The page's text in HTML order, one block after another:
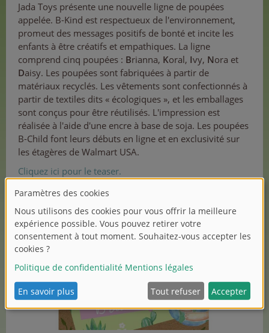
Jada Toys présente une nouvelle ligne de poupées
appelée. B-Kind est respectueux de l'environnement,
promeut des messages positifs de bonté et incite les
enfants à être créatifs et empathiques. La ligne
comprend cinq poupées : Brianna, Koral, Ivy, Nora et
Daisy. Les poupées sont fabriquées à partir de
matériaux recyclés. Les vêtements sont confectionnés à
partir de textiles dits « écologiques », et les emballages
sont conçus pour être réutilisés. L'impression est
réalisée à l'aide d'une encre à base de soja. Les poupées
B-Child font leurs débuts en ligne et en exclusivité sur
les étagères de Walmart USA.
Cliquez ici pour le teaser.